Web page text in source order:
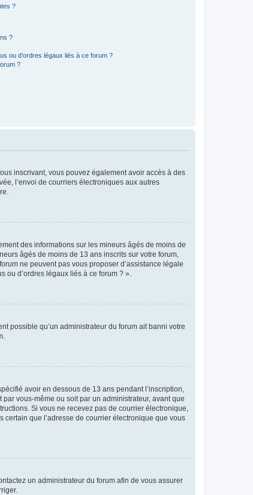
?
?
ou d’ordres légaux liés à ce forum ?
?
inscrivant, vous pouvez également avoir accès à des
l’envoi de courriers électroniques aux autres
des informations sur les mineurs âgés de moins de
âgés de moins de 13 ans inscrits sur votre forum,
ne peuvent pas vous proposer d’assistance légale
ou d’ordres légaux liés à ce forum ? ».
possible qu’un administrateur du forum ait banni votre
avoir en dessous de 13 ans pendant l’inscription,
vous-même ou soit par un administrateur, avant que
Si vous ne recevez pas de courrier électronique,
que l’adresse de courrier électronique que vous
un administrateur du forum afin de vous assurer